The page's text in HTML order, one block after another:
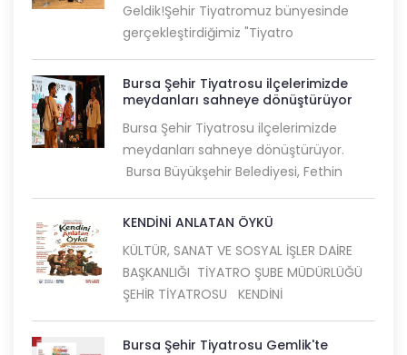
Geldik!Şehir Tiyatromuz bünyesinde
gerçekleştirdiğimiz "Tiyatro
Bursa Şehir Tiyatrosu ilçelerimizde
meydanları sahneye dönüştürüyor
Bursa Şehir Tiyatrosu ilçelerimizde
meydanları sahneye dönüştürüyor.
Bursa Büyükşehir Belediyesi, Fethin
KENDİNİ ANLATAN ÖYKÜ
KÜLTÜR, SANAT VE SOSYAL İŞLER DAİRE
BAŞKANLIĞI TİYATRO ŞUBE MÜDÜRLÜĞÜ
ŞEHİR TİYATROSU KENDİNİ
Bursa Şehir Tiyatrosu Gemlik'te